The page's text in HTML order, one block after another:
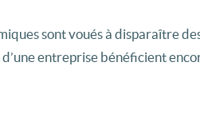
sont voués à disparaître
entreprise bénéficient